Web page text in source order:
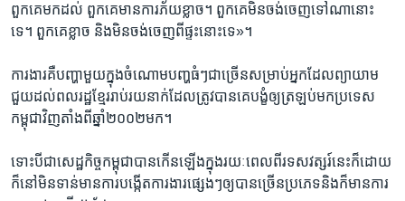
ពួកគេ​មក​ដល់ ពួកគេ​មាន​ការ​ភ័យ​ខ្លាច។ ពួកគេ​មិន​ចង់​ចេញ​ទៅ​ណា​នោះ​
ទេ។ ពួកគេ​ខ្លាច​ និង​មិន​ចង់​ចេញ​ពី​ផ្ទះ​នោះ​ទេ»។
ការងារ​គឺ​បញ្ហា​មួយ​ក្នុង​ចំណោម​បញ្ហ​ធំៗ​ជាច្រើន​សម្រាប់​អ្នក​ដែល​ព្យាយាម​
ជួយ​ដល់​ពលរដ្ឋ​ខ្មែរ​រាប់រយនាក់ដែល​ត្រូវ​បាន​គេ​បង្ខំ​ឲ្យ​ត្រឡប់​មក​ប្រទេស​
កម្ពុជា​វិញតាំង​ពី​ឆ្នាំ២០០២​មក។
ទោះ​បី​ជាសេដ្ឋកិច្ច​កម្ពុជា​បាន​កើន​ឡើង​ក្នុង​រយៈពេល​ពីរ​ទសវត្សរ៍​នេះ​ក៏​ដោយ
ក៏នៅ​មិន​ទាន់​មាន​ការ​បង្កើត​ការងារ​ផ្សេងៗ​ឲ្យ​បាន​ច្រើន​ប្រភេទនិង​ក៏​មាន​ការ​